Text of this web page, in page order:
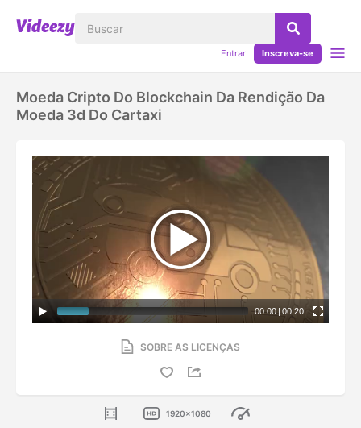
Entrar Inscreva-se
Moeda Cripto Do Blockchain Da Rendição Da
Moeda 3d Do Cartaxi
00:00 | 00:20
SOBRE AS LICENÇAS
1920x1080